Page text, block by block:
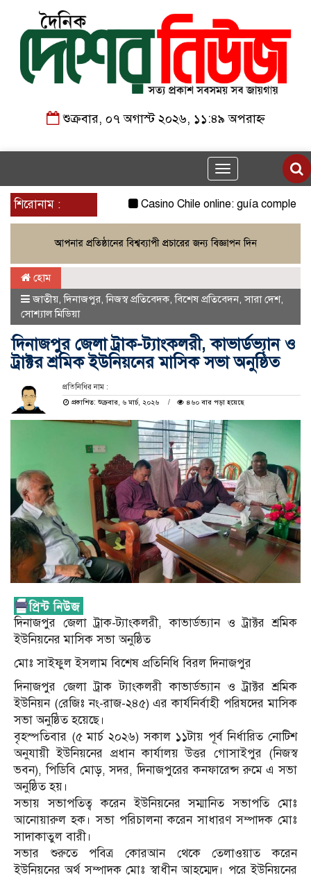
শুক্রবার, ০৭ অগাস্ট ২০২৬, ১১:৪৯ অপরাহ্ন
Toggle
navigation
শিরোনাম :
Casino Chile online: guía completa
হোম
জাতীয়,দিনাজপুর,নিজস্ব প্রতিবেদক,বিশেষ প্রতিবেদন,সারা দেশ,
সোশ্যাল মিডিয়া
দিনাজপুর জেলা ট্রাক-ট্যাংকলরী, কাভার্ডভ্যান ও
ট্রাক্টর শ্রমিক ইউনিয়নের মাসিক সভা অনুষ্ঠিত
প্রতিনিধির নাম :
প্রকাশিত: শুক্রবার, ৬ মার্চ, ২০২৬
৪৬০ বার পড়া হয়েছে
দিনাজপুর জেলা ট্রাক-ট্যাংকলরী, কাভার্ডভ্যান ও ট্রাক্টর শ্রমিক
ইউনিয়নের মাসিক সভা অনুষ্ঠিত
মোঃ সাইফুল ইসলাম বিশেষ প্রতিনিধি বিরল দিনাজপুর
দিনাজপুর জেলা ট্রাক ট্যাংকলরী কাভার্ডভ্যান ও ট্রাক্টর শ্রমিক
ইউনিয়ন (রেজিঃ নং-রাজ-২৪৫) এর কার্যনির্বাহী পরিষদের মাসিক
সভা অনুষ্ঠিত হয়েছে।
বৃহস্পতিবার (৫ মার্চ ২০২৬) সকাল ১১টায় পূর্ব নির্ধারিত নোটিশ
অনুযায়ী ইউনিয়নের প্রধান কার্যালয় উত্তর গোসাইপুর (নিজস্ব
ভবন), পিডিবি মোড়, সদর, দিনাজপুরের কনফারেন্স রুমে এ সভা
অনুষ্ঠিত হয়।
সভায় সভাপতিত্ব করেন ইউনিয়নের সম্মানিত সভাপতি মোঃ
আনোয়ারুল হক। সভা পরিচালনা করেন সাধারণ সম্পাদক মোঃ
সাদাকাতুল বারী।
সভার শুরুতে পবিত্র কোরআন থেকে তেলাওয়াত করেন
ইউনিয়নের অর্থ সম্পাদক মোঃ স্বাধীন আহম্মেদ। পরে ইউনিয়নের